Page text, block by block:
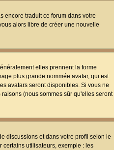
encore traduit ce forum dans votre
alors libre de créer une nouvelle
elles prennent la forme
plus grande nommée avatar, qui est
avatars seront disponibles. Si vous ne
(nous sommes sûr qu'elles seront
discussions et dans votre profil selon le
certains utilisateurs, exemple : les